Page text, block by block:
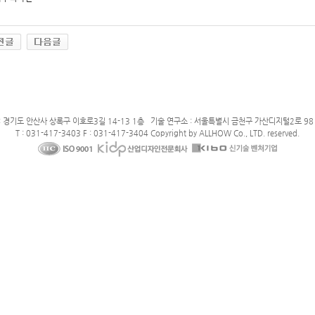
기도 안산사 상록구 이호로3길 14-13 1층 기술 연구소 : 서울특별시 금천구 가산디지털2로
T : 031-417-3403 F : 031-417-3404 Copyright by ALLHOW Co., LTD. reserved.